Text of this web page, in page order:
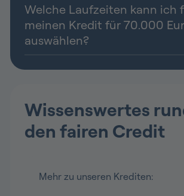
Welche Laufzeiten kann ich
meinen Kredit für 70.000
auswählen?
Wissenswertes
den fairen Credit
Mehr zu unseren Krediten: